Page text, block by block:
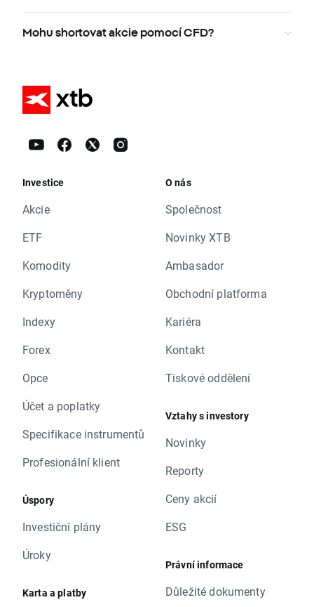
Mohu shortovat akcie pomocí CFD?
Investice
Akcie
ETF
Komodity
Kryptoměny
Indexy
Forex
Opce
Účet a poplatky
Specifikace instrumentů
Profesionální klient
Úspory
Investiční plány
Úroky
Karta a platby
O nás
Společnost
Novinky XTB
Ambasador
Obchodní platforma
Kariéra
Kontakt
Tiskové oddělení
Vztahy s investory
Novinky
Reporty
Ceny akcií
ESG
Právní informace
Důležité dokumenty